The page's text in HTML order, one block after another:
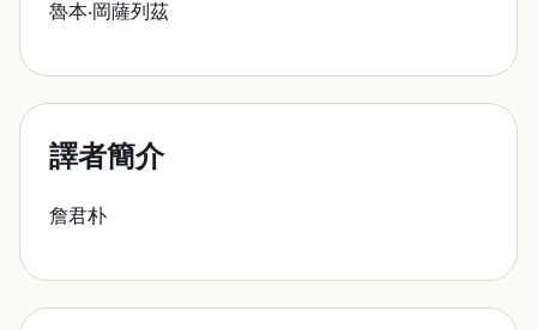
魯本‧岡薩列茲
譯者簡介
詹君朴